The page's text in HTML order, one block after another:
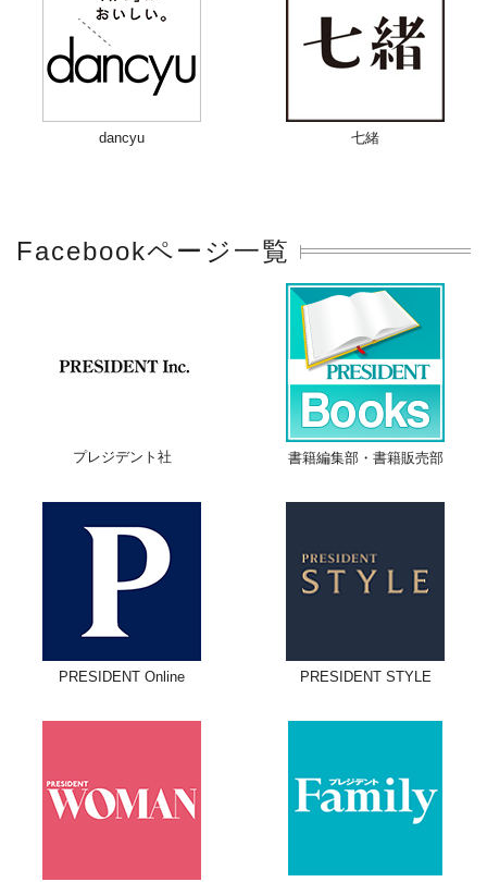
dancyu 七緒
Facebookページ一覧
プレジデント社 書籍編集部・書籍販売部
PRESIDENT Online PRESIDENT STYLE